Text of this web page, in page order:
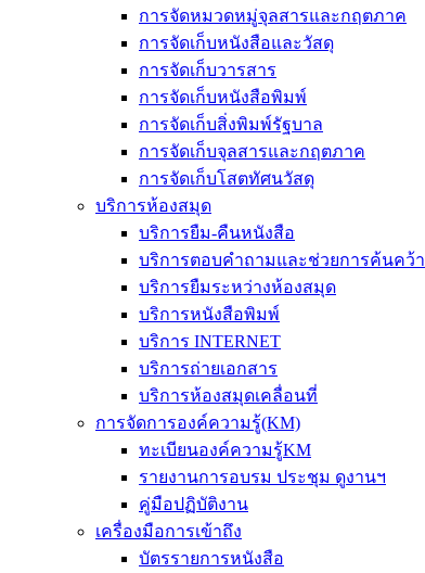
การจัดหมวดหมู่จุลสารและกฤตภาค
การจัดเก็บหนังสือและวัสดุ
การจัดเก็บวารสาร
การจัดเก็บหนังสือพิมพ์
การจัดเก็บสิ่งพิมพ์รัฐบาล
การจัดเก็บจุลสารและกฤตภาค
การจัดเก็บโสตทัศนวัสดุ
บริการห้องสมุด
บริการยืม-คืนหนังสือ
บริการตอบคำถามและช่วยการค้นคว้า
บริการยืมระหว่างห้องสมุด
บริการหนังสือพิมพ์
บริการ INTERNET
บริการถ่ายเอกสาร
บริการห้องสมุดเคลื่อนที่
การจัดการองค์ความรู้(KM)
ทะเบียนองค์ความรู้KM
รายงานการอบรม ประชุม ดูงานฯ
คู่มือปฏิบัติงาน
เครื่องมือการเข้าถึง
บัตรรายการหนังสือ